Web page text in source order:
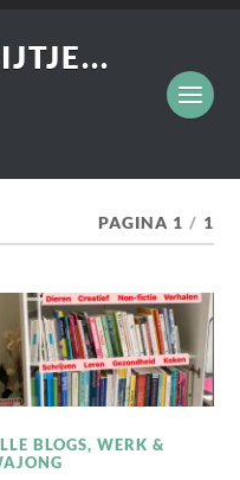
PAGINA 1 / 1
BLOGS,WERK &